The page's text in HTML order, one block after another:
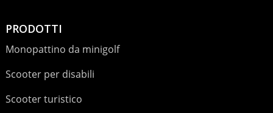
PRODOTTI
Monopattino da minigolf
Scooter per disabili
Scooter turistico